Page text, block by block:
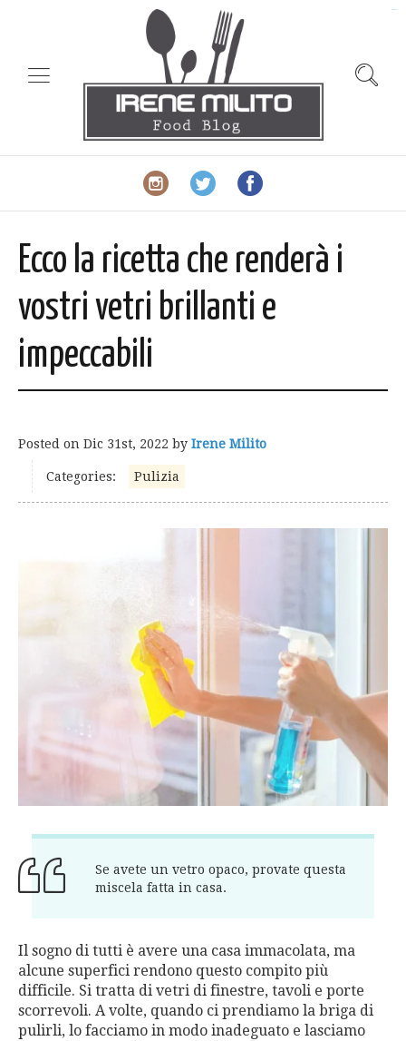
Ecco la ricetta che renderà i
vostri vetri brillanti e
impeccabili
Posted on Dic 31st, 2022 by Irene Milito
Categories: Pulizia
Se avete un vetro opaco, provate questa
miscela fatta in casa.
Il sogno di tutti è avere una casa immacolata, ma
alcune superfici rendono questo compito più
difficile. Si tratta di vetri di finestre, tavoli e porte
scorrevoli. A volte, quando ci prendiamo la briga di
pulirli, lo facciamo in modo inadeguato e lasciamo